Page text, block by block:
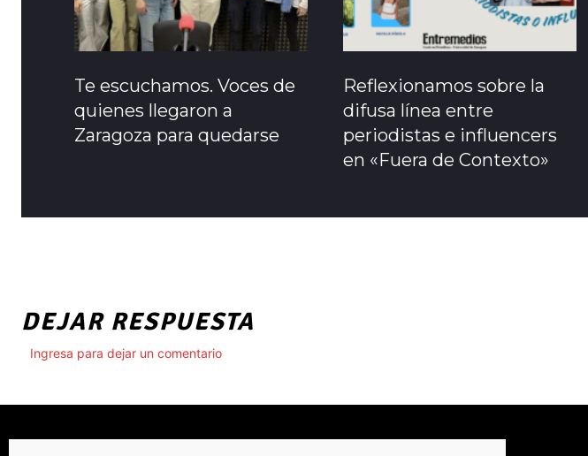
Te escuchamos. Voces de
quienes llegaron a
Zaragoza para quedarse
Reflexionamos sobre la
difusa línea entre
periodistas e influencers
en «Fuera de Contexto»
DEJAR RESPUESTA
Ingresa para dejar un comentario